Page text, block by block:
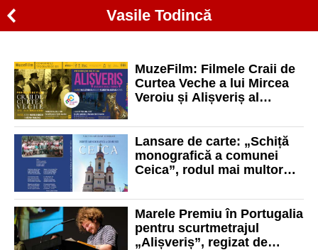
Vasile Todincă
MuzeFilm: Filmele Craii de
Curtea Veche a lui Mircea
Veroiu și Alișveriș al
Todinca, proiectate la
Oradea
Lansare de carte: „Schiță
monografică a comunei
Ceica”, rodul mai multor
Marele Premiu în Portugalia
pentru scurtmetrajul
„Alișveriș”, regizat de